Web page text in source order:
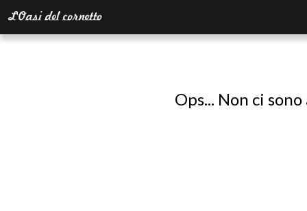
Ops... Non ci